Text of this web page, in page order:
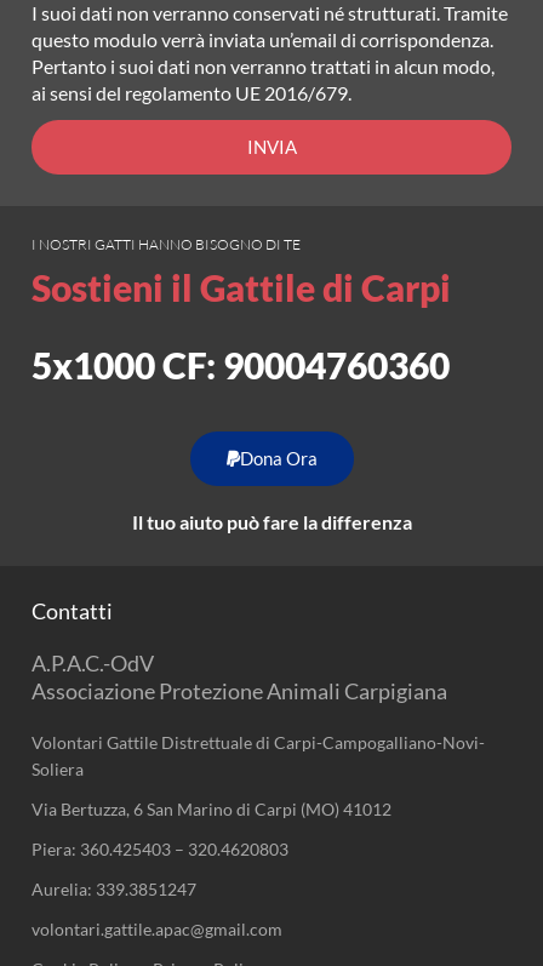
I suoi dati non verranno conservati né strutturati. Tramite
questo modulo verrà inviata un’email di corrispondenza.
Pertanto i suoi dati non verranno trattati in alcun modo,
ai sensi del regolamento UE 2016/679.
INVIA
I NOSTRI GATTI HANNO BISOGNO DI TE
Sostieni il Gattile di Carpi
5x1000 CF: 90004760360
Dona Ora
Il tuo aiuto può fare la differenza
Contatti
A.P.A.C.-OdV
Associazione Protezione Animali Carpigiana
Volontari Gattile Distrettuale di Carpi-Campogalliano-Novi-
Soliera
Via Bertuzza, 6 San Marino di Carpi (MO) 41012
Piera: 360.425403 – 320.4620803
Aurelia: 339.3851247
volontari.gattile.apac@gmail.com